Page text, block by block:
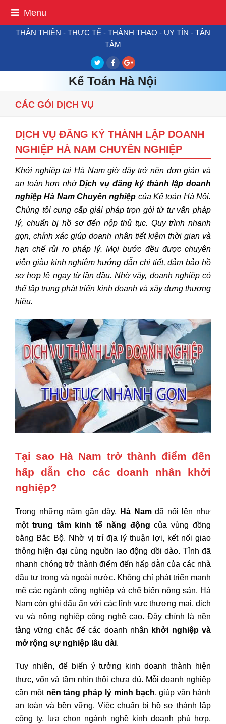
Menu
THÂN THIỆN - THỰC TẾ - THÀNH THẠO - UY TÍN - TẬN
TÂM
TwitterFacebookGoogle
Plus
Kế Toán Hà Nội
CÁC GÓI DỊCH VỤ
DỊCH VỤ ĐĂNG KÝ THÀNH LẬP DOANH
NGHIỆP HÀ NAM CHUYÊN NGHIỆP
Khởi nghiệp tại Hà Nam giờ đây trở nên đơn giản và
an toàn hơn nhờDịch vụ đăng ký thành lập doanh
nghiệp Hà Nam Chuyên nghiệp của Kế toán Hà Nội.
Chúng tôi cung cấp giải pháp trọn gói từ tư vấn pháp
lý, chuẩn bị hồ sơ đến nộp thủ tục. Quy trình nhanh
gọn, chính xác giúp doanh nhân tiết kiệm thời gian và
hạn chế rủi ro pháp lý. Mọi bước đều được chuyên
viên giàu kinh nghiệm hướng dẫn chi tiết, đảm bảo hồ
sơ hợp lệ ngay từ lần đầu. Nhờ vậy, doanh nghiệp có
thể tập trung phát triển kinh doanh và xây dựng thương
hiệu.
Tại sao Hà Nam trở thành điểm đến
hấp dẫn cho các doanh nhân khởi
nghiệp?
Trong những năm gần đây, Hà Namđã nổi lên như
một trung tâm kinh tế năng động của vùng đồng
bằng Bắc Bộ. Nhờ vị trí địa lý thuận lợi, kết nối giao
thông hiện đại cùng nguồn lao động dồi dào. Tỉnh đã
nhanh chóng trở thành điểm đến hấp dẫn của các nhà
đầu tư trong và ngoài nước. Không chỉ phát triển mạnh
mẽ các ngành công nghiệp và chế biến nông sản. Hà
Nam còn ghi dấu ấn với các lĩnh vực thương mại, dịch
vụ và nông nghiệp công nghệ cao. Đây chính là nền
tảng vững chắc để các doanh nhân khởi nghiệp và
mở rộng sự nghiệp lâu dài.
Tuy nhiên, để biến ý tưởng kinh doanh thành hiện
thực, vốn và tầm nhìn thôi chưa đủ. Mỗi doanh nghiệp
cần một nền tảng pháp lý minh bạch, giúp vận hành
an toàn và bền vững. Việc chuẩn bị hồ sơ thành lập
công ty, lựa chọn ngành nghề kinh doanh phù hợp.